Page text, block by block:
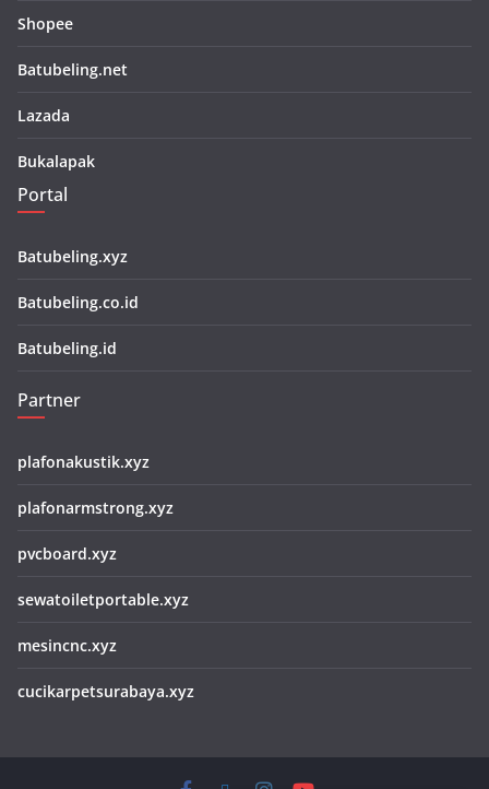
Shopee
Batubeling.net
Lazada
Bukalapak
Portal
Batubeling.xyz
Batubeling.co.id
Batubeling.id
Partner
plafonakustik.xyz
plafonarmstrong.xyz
pvcboard.xyz
sewatoiletportable.xyz
mesincnc.xyz
cucikarpetsurabaya.xyz